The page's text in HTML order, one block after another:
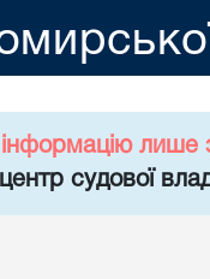
лише
судової